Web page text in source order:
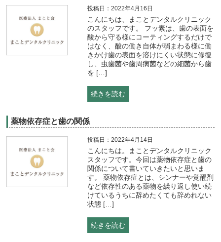
投稿日：2022年4月16日
こんにちは、まことデンタルクリニック
のスタッフです。 フッ素は、歯の表面を
酸から守る様にコーティングするだけで
はなく、酸の働き自体が弱まわる様に働
きかけ歯の表面を溶けにくい状態に修復
し、虫歯菌や歯周病菌などの細菌から歯
を […]
続きを読む
薬物依存症と歯の関係
投稿日：2022年4月14日
こんにちは。まことデンタルクリニック
スタッフです。今回は薬物依存症と歯の
関係について書いていきたいと思いま
す。 薬物依存症とは、シンナーや覚醒剤
など依存性のある薬物を繰り返し使い続
けているうちに辞めたくても辞めれない
状態 […]
続きを読む